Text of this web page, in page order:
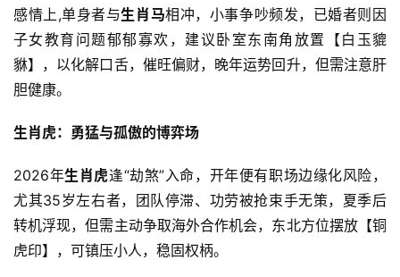
感情上,单身者与生肖马相冲，小事争吵频发，已婚者则因
子女教育问题郁郁寡欢，建议卧室东南角放置【白玉貔
貅】，以化解口舌，催旺偏财，晚年运势回升，但需注意肝
胆健康。
生肖虎：勇猛与孤傲的博弈场
2026年生肖虎逢“劫煞”入命，开年便有职场边缘化风险，
尤其35岁左右者，团队停滞、功劳被抢束手无策，夏季后
转机浮现，但需主动争取海外合作机会，东北方位摆放【铜
虎印】，可镇压小人，稳固权柄。